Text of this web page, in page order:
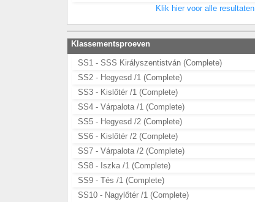
Klik hier voor alle resultaten
Klassementsproeven
SS1 - SSS Királyszentistván (Complete)
SS2 - Hegyesd /1 (Complete)
SS3 - Kislőtér /1 (Complete)
SS4 - Várpalota /1 (Complete)
SS5 - Hegyesd /2 (Complete)
SS6 - Kislőtér /2 (Complete)
SS7 - Várpalota /2 (Complete)
SS8 - Iszka /1 (Complete)
SS9 - Tés /1 (Complete)
SS10 - Nagylőtér /1 (Complete)